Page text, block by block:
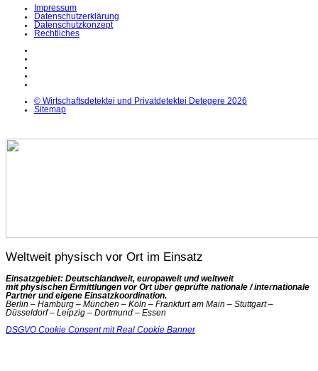
Impressum
Datenschutzerklärung
Datenschutzkonzept
Rechtliches
© Wirtschaftsdetektei und Privatdetektei Detegere 2026
Sitemap
Weltweit physisch vor Ort im Einsatz
Einsatzgebiet: Deutschlandweit, europaweit und weltweit
mit physischen Ermittlungen vor Ort über geprüfte nationale / internationale
Partner und eigene Einsatzkoordination.
Berlin – Hamburg – München – Köln – Frankfurt am Main – Stuttgart –
Düsseldorf – Leipzig – Dortmund – Essen
DSGVO Cookie Consent mit Real Cookie Banner